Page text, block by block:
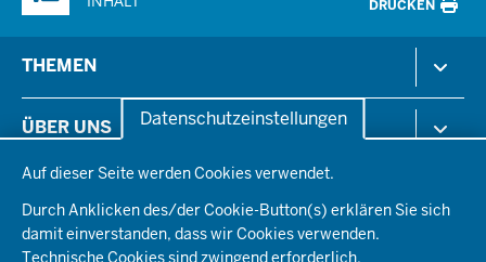
Datenschutzeinstellungen
Auf dieser Seite werden Cookies verwendet.
Durch Anklicken des/der Cookie-Button(s) erklären Sie sich
damit einverstanden, dass wir Cookies verwenden.
Technische Cookies sind zwingend erforderlich.
DRUCKEN
in
der
Fußzeile
THEMEN
Gesundheit & Soziales
Kommunales & Wirtschaft
Planen & Bauen
Schule & Bildung
ÜBER UNS
Aktenpläne
Organisationsstruktur
Behördenleitung
Die Bezirksregierung
Arbeitgeberprofil
PRESSE